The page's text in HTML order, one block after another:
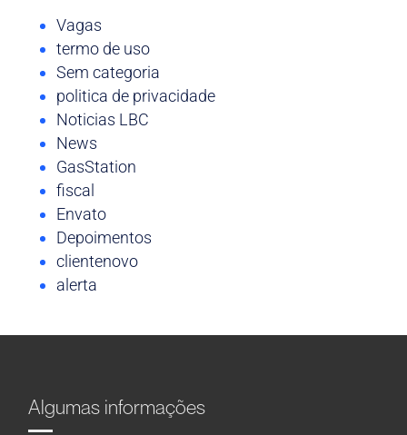
Vagas
termo de uso
Sem categoria
politica de privacidade
Noticias LBC
News
GasStation
fiscal
Envato
Depoimentos
clientenovo
alerta
Algumas informações